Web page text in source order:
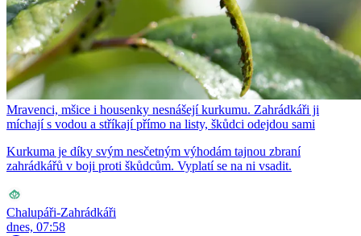
Mravenci, mšice i housenky nesnášejí kurkumu. Zahrádkáři ji
míchají s vodou a stříkají přímo na listy, škůdci odejdou sami
Kurkuma je díky svým nesčetným výhodám tajnou zbraní
zahrádkářů v boji proti škůdcům. Vyplatí se na ni vsadit.
Chalupáři-Zahrádkáři
dnes, 07:58